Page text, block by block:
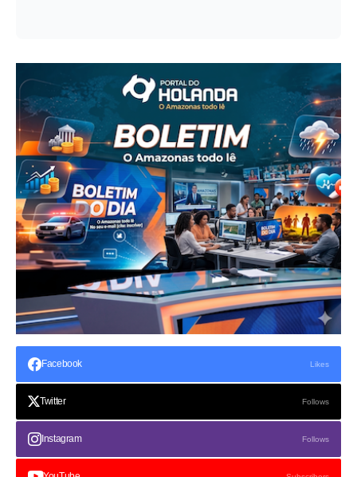
Facebook Likes
Twitter Follows
Instagram Follows